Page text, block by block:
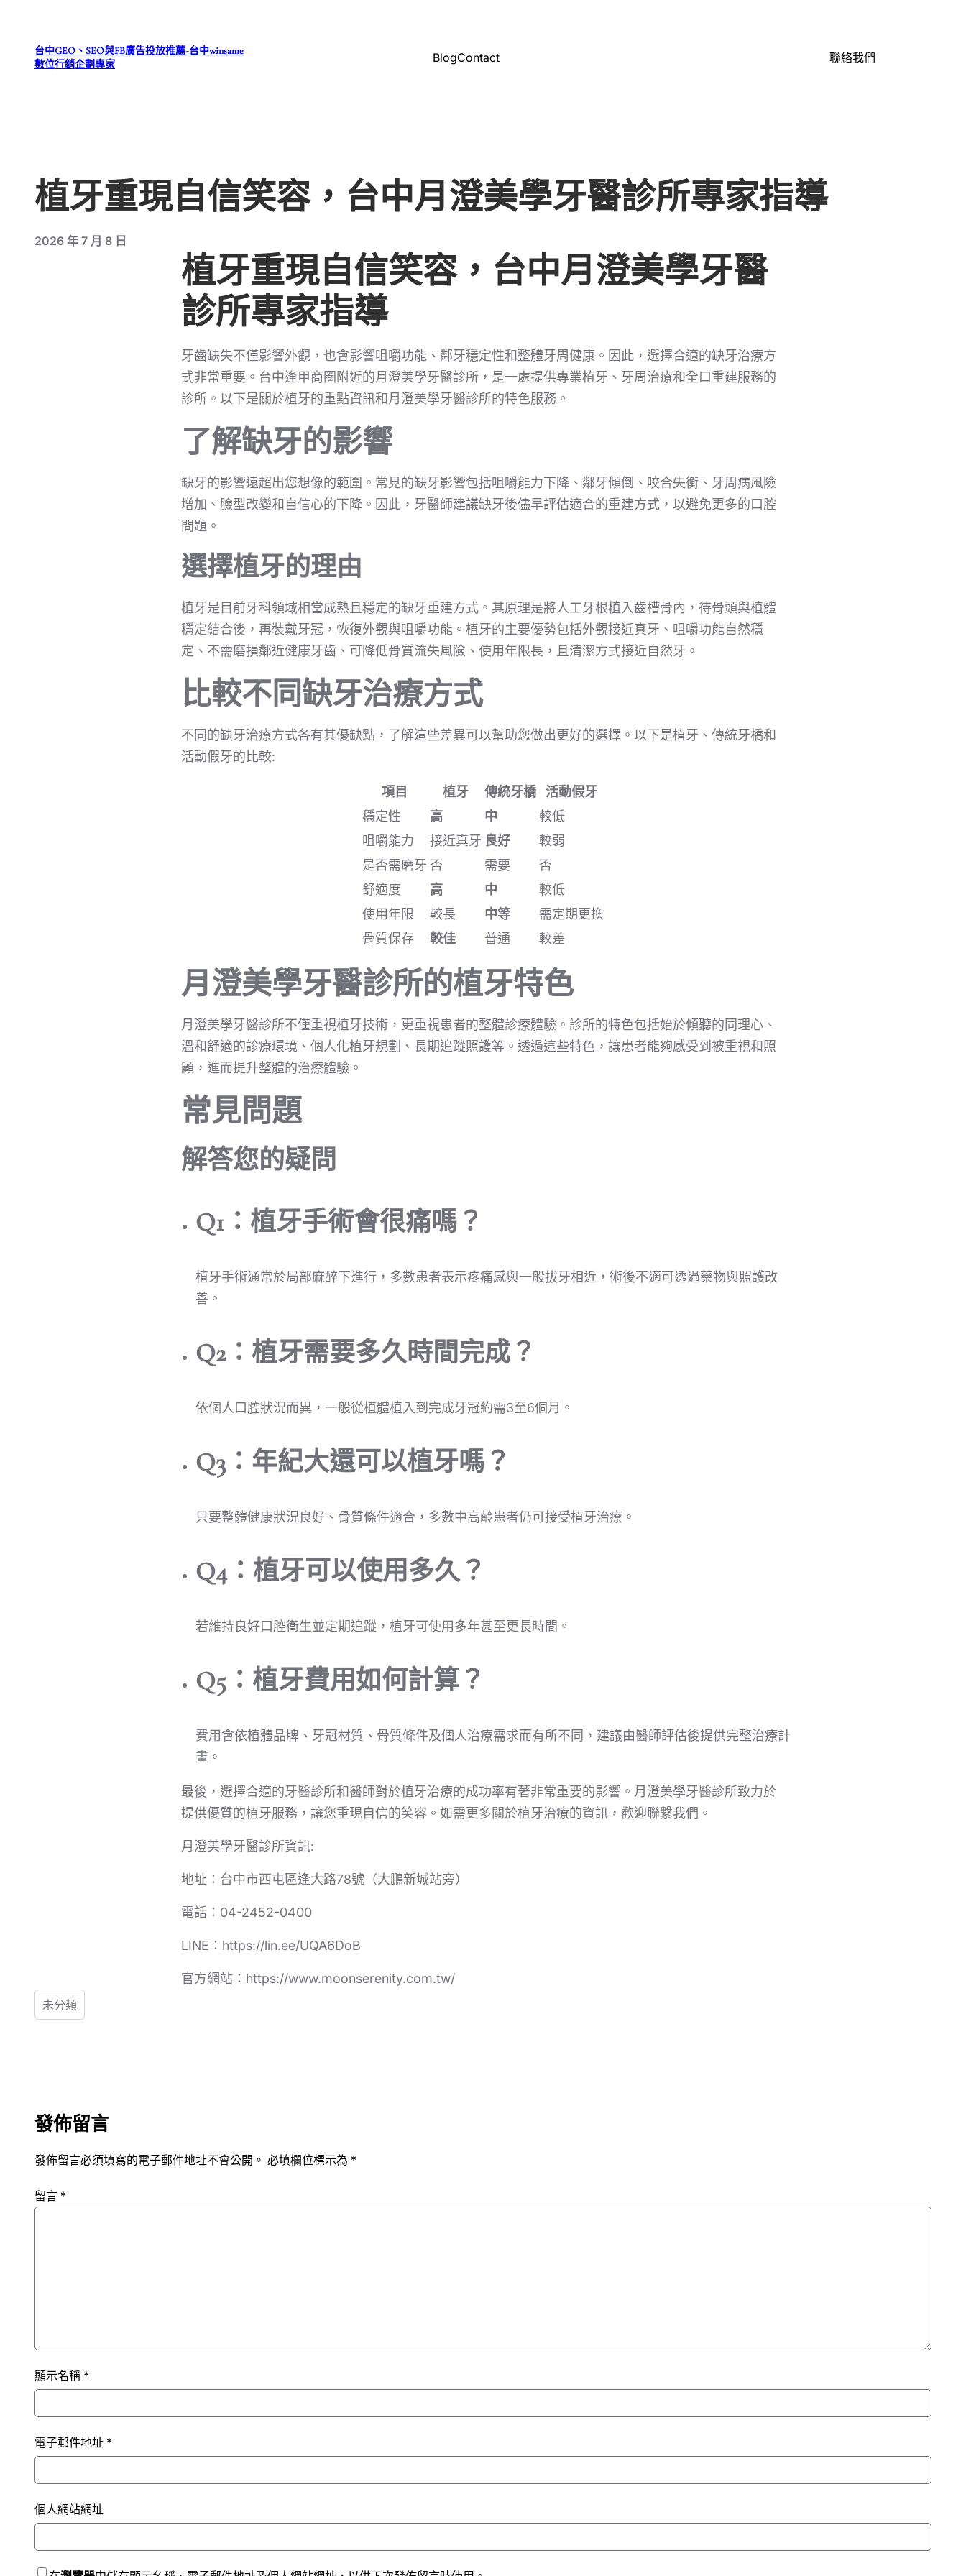
台中GEO、SEO與FB廣告投放推薦-台中winsame
數位行銷企劃專家
BlogContact 聯絡我們
植牙重現自信笑容，台中月澄美學牙醫診所專家指導
2026 年 7 月 8 日
植牙重現自信笑容，台中月澄美學牙醫
診所專家指導
牙齒缺失不僅影響外觀，也會影響咀嚼功能、鄰牙穩定性和整體牙周健康。因此，選擇合適的缺牙治療方
式非常重要。台中逢甲商圈附近的月澄美學牙醫診所，是一處提供專業植牙、牙周治療和全口重建服務的
診所。以下是關於植牙的重點資訊和月澄美學牙醫診所的特色服務。
了解缺牙的影響
缺牙的影響遠超出您想像的範圍。常見的缺牙影響包括咀嚼能力下降、鄰牙傾倒、咬合失衡、牙周病風險
增加、臉型改變和自信心的下降。因此，牙醫師建議缺牙後儘早評估適合的重建方式，以避免更多的口腔
問題。
選擇植牙的理由
植牙是目前牙科領域相當成熟且穩定的缺牙重建方式。其原理是將人工牙根植入齒槽骨內，待骨頭與植體
穩定結合後，再裝戴牙冠，恢復外觀與咀嚼功能。植牙的主要優勢包括外觀接近真牙、咀嚼功能自然穩
定、不需磨損鄰近健康牙齒、可降低骨質流失風險、使用年限長，且清潔方式接近自然牙。
比較不同缺牙治療方式
不同的缺牙治療方式各有其優缺點，了解這些差異可以幫助您做出更好的選擇。以下是植牙、傳統牙橋和
活動假牙的比較:
項目 植牙 傳統牙橋
活動假牙
穩定性
高 中
較低
咀嚼能力
接近真牙 良好
較弱
是否需磨牙 否 需要
否
舒適度
高 中
較低
使用年限
較長 中等
需定期更換
骨質保存
較佳 普通 較差
月澄美學牙醫診所的植牙特色
月澄美學牙醫診所不僅重視植牙技術，更重視患者的整體診療體驗。診所的特色包括始於傾聽的同理心、
溫和舒適的診療環境、個人化植牙規劃、長期追蹤照護等。透過這些特色，讓患者能夠感受到被重視和照
顧，進而提升整體的治療體驗。
常見問題
解答您的疑問
Q1：植牙手術會很痛嗎？
植牙手術通常於局部麻醉下進行，多數患者表示疼痛感與一般拔牙相近，術後不適可透過藥物與照護改
善。
Q2：植牙需要多久時間完成？
依個人口腔狀況而異，一般從植體植入到完成牙冠約需3至6個月。
Q3：年紀大還可以植牙嗎？
只要整體健康狀況良好、骨質條件適合，多數中高齡患者仍可接受植牙治療。
Q4：植牙可以使用多久？
若維持良好口腔衛生並定期追蹤，植牙可使用多年甚至更長時間。
Q5：植牙費用如何計算？
費用會依植體品牌、牙冠材質、骨質條件及個人治療需求而有所不同，建議由醫師評估後提供完整治療計
畫。
最後，選擇合適的牙醫診所和醫師對於植牙治療的成功率有著非常重要的影響。月澄美學牙醫診所致力於
提供優質的植牙服務，讓您重現自信的笑容。如需更多關於植牙治療的資訊，歡迎聯繫我們。
月澄美學牙醫診所資訊:
地址：台中市西屯區逢大路78號（大鵬新城站旁）
電話：04-2452-0400
LINE：https://lin.ee/UQA6DoB
官方網站：https://www.moonserenity.com.tw/
未分類
發佈留言
發佈留言必須填寫的電子郵件地址不會公開。 必填欄位標示為 *
留言 *
顯示名稱 *
電子郵件地址 *
個人網站網址